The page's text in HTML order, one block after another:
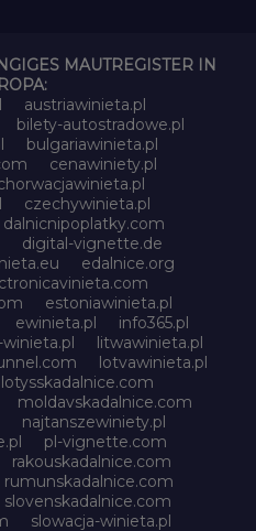
MAUTREGISTER IN
austriawinieta.pl
bilety-autostradowe.pl
bulgariawinieta.pl
cenawiniety.pl
czechywinieta.pl
dalnicnipoplatky.com
digital-vignette.de
edalnice.org
estoniawinieta.pl
ewinieta.pl
info365.pl
litwawinieta.pl
lotvawinieta.pl
lotysskadalnice.com
moldavskadalnice.com
najtanszewiniety.pl
pl-vignette.com
rakouskadalnice.com
rumunskadalnice.com
slovenskadalnice.com
slowacja-winieta.pl